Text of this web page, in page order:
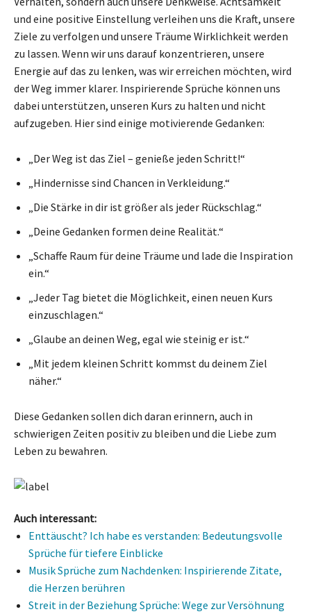
und eine positive Einstellung verleihen uns die Kraft, unsere
Ziele zu verfolgen und unsere Träume Wirklichkeit werden
zu lassen. Wenn wir uns darauf konzentrieren, unsere
Energie auf das zu lenken, was wir erreichen möchten, wird
der Weg immer klarer. Inspirierende Sprüche können uns
dabei unterstützen, unseren Kurs zu halten und nicht
aufzugeben. Hier sind einige motivierende Gedanken:
„Der Weg ist das Ziel – genieße jeden Schritt!“
„Hindernisse sind Chancen in Verkleidung.“
„Die Stärke in dir ist größer als jeder Rückschlag.“
„Deine Gedanken formen deine Realität.“
„Schaffe Raum für deine Träume und lade die Inspiration
ein.“
„Jeder Tag bietet die Möglichkeit, einen neuen Kurs
einzuschlagen.“
„Glaube an deinen Weg, egal wie steinig er ist.“
„Mit jedem kleinen Schritt kommst du deinem Ziel
näher.“
Diese Gedanken sollen dich daran erinnern, auch in
schwierigen Zeiten positiv zu bleiben und die Liebe zum
Leben zu bewahren.
Auch interessant:
Enttäuscht? Ich habe es verstanden: Bedeutungsvolle
Sprüche für tiefere Einblicke
Musik Sprüche zum Nachdenken: Inspirierende Zitate,
die Herzen berühren
Streit in der Beziehung Sprüche: Wege zur Versöhnung